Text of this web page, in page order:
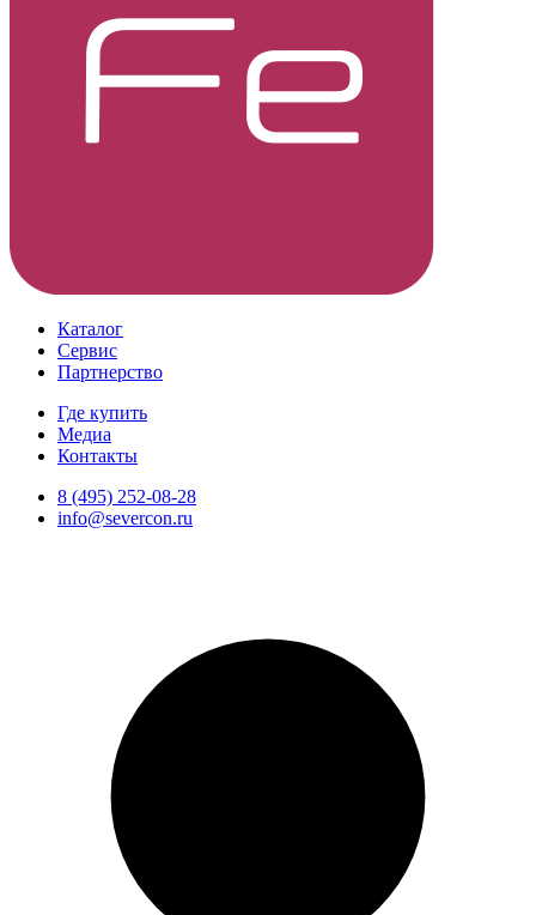
Каталог
Сервис
Партнерство
Где купить
Медиа
Контакты
8 (495) 252-08-28
info@severcon.ru